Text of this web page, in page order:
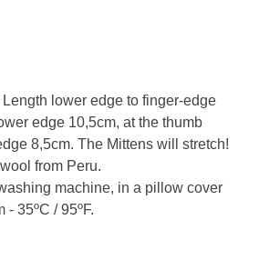
lower edge to finger-edge
edge 10,5cm, at the thumb
8,5cm. The Mittens will stretch!
from Peru.
machine, in a pillow cover
- 35ºC / 95ºF.